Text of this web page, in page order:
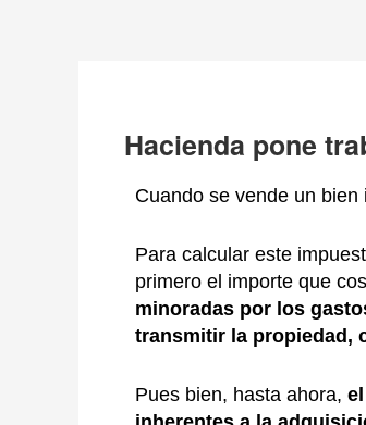
Hacienda pone
Cuando se vende un bien
Para calcular este
primero el importe que
minoradas por los
transmitir la propiedad,
Pues bien, hasta ahora, e